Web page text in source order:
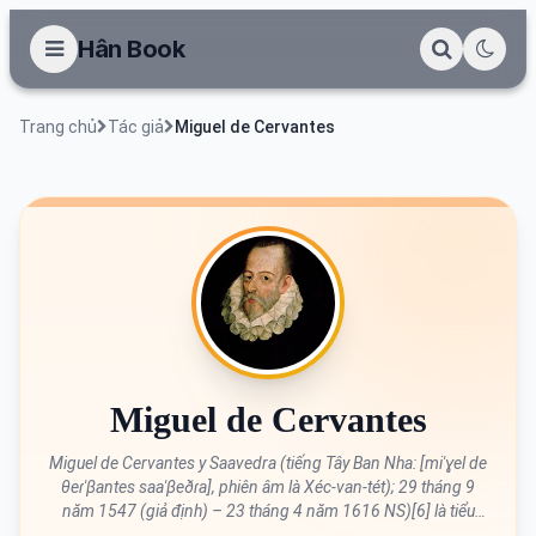
Hân Book
Trang chủ Tác giả Miguel de Cervantes
Miguel de Cervantes
Miguel de Cervantes y Saavedra (tiếng Tây Ban Nha: [miˈɣel de
θeɾˈβantes saaˈβeðɾa], phiên âm là Xéc-van-tét); 29 tháng 9
năm 1547 (giả định) – 23 tháng 4 năm 1616 NS)[6] là tiểu